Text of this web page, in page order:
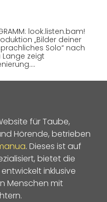
look.listen.bam!
„Bilder deiner
Solo“ nach
zeigt
für Taube,
Hörende, betrieben
. Dieses ist auf
bietet die
inklusive
Menschen mit